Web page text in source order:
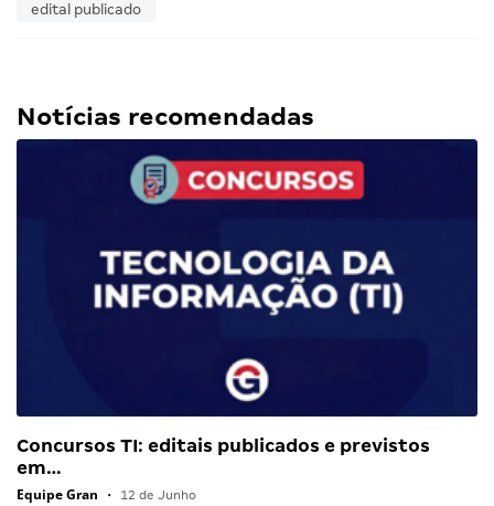
edital publicado
Notícias recomendadas
Concursos TI: editais publicados e previstos
em…
Equipe Gran • 12 de Junho